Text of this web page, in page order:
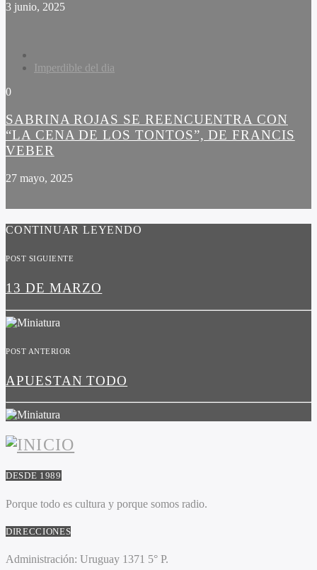
3 junio, 2025
Imperdible del dia
0
SABRINA ROJAS SE REENCUENTRA CON
“LA CENA DE LOS TONTOS”, DE FRANCIS
VEBER
27 mayo, 2025
CONTINUAR LEYENDO
POST SIGUIENTE
13 DE MARZO
POST ANTERIOR
APUESTAN TODO
DESDE 1989
Porque todo es cultura y porque somos radio.
DIRECCIONES
Administración: Uruguay 1371 5° P.